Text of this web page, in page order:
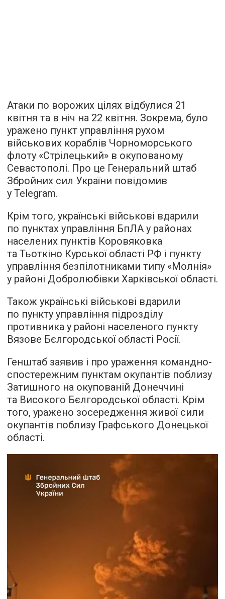
Атаки по ворожих цілях відбулися 21
квітня та в ніч на 22 квітня. Зокрема, було
уражено пункт управління рухом
військових кораблів Чорноморського
флоту «Стрілецький» в окупованому
Севастополі. Про це Генеральний штаб
Збройних сил України повідомив
у Telegram.
Крім того, українські військові вдарили
по пунктах управління БпЛА у районах
населених пунктів Коровяковка
та Тьоткіно Курської області РФ і пункту
управління безпілотниками типу «Молнія»
у районі Добролюбівки Харківської області.
Також українські військові вдарили
по пункту управління підрозділу
противника у районі населеного пункту
Вязове Бєлгородської області Росії.
Генштаб заявив і про ураження командно-
спостережним пунктам окупантів поблизу
Затишного на окупованій Донеччині
та Високого Бєлгородської області. Крім
того, уражено зосередження живої сили
окупантів поблизу Графського Донецької
області.